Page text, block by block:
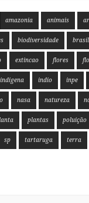
amazonia animais
biodiversidade brasil
extincao flores
indigena indio inpe
nasa natureza
plantas poluição
sp tartaruga terra